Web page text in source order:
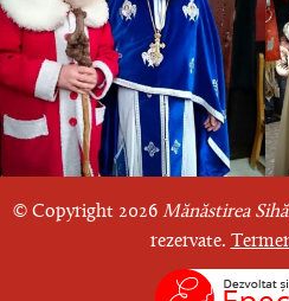
© Copyright 2026 Mănăstirea
rezervate.